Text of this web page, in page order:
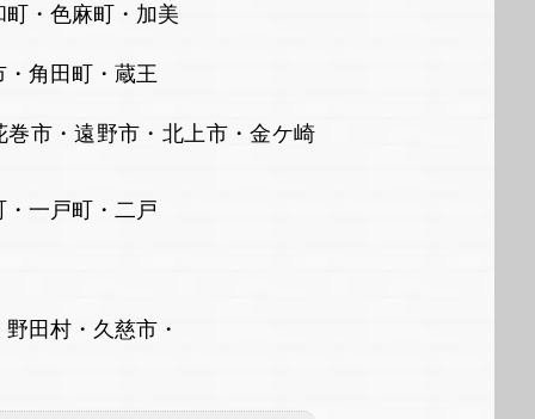
色麻町・加美
田町・蔵王
市・遠野市・北上市・金ケ崎
戸町・二戸
田村・久慈市・